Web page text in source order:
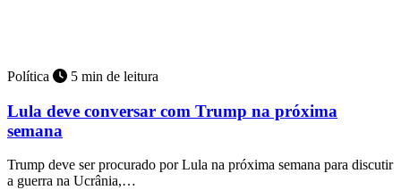
Política 5 min de leitura
Lula deve conversar com Trump na próxima
semana
Trump deve ser procurado por Lula na próxima semana para discutir
a guerra na Ucrânia,…